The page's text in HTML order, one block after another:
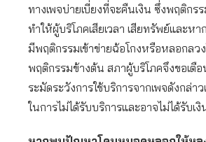
ทางเพจบ่ายเบี่ยงที่จะคืนเงิน ซึ่งพฤติกร
ทำให้ผู้บริโภคเสียเวลา เสียทรัพย์และห
มีพฤติกรรมเข้าข่ายฉ้อโกงหรือหลอกลว
พฤติกรรมข้างต้น สภาผู้บริโภคจึงขอเตื
ระมัดระวังการใช้บริการจากเพจดังกล่า
ในการไม่ได้รับบริการและอาจไม่ได้รับเ